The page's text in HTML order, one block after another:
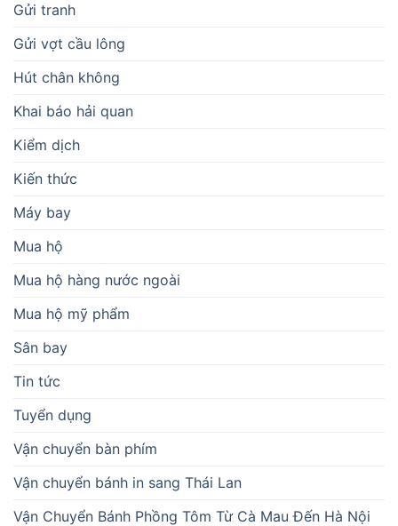
Gửi tranh
Gửi vợt cầu lông
Hút chân không
Khai báo hải quan
Kiểm dịch
Kiến thức
Máy bay
Mua hộ
Mua hộ hàng nước ngoài
Mua hộ mỹ phẩm
Sân bay
Tin tức
Tuyển dụng
Vận chuyển bàn phím
Vận chuyển bánh in sang Thái Lan
Vận Chuyển Bánh Phồng Tôm Từ Cà Mau Đến Hà Nội